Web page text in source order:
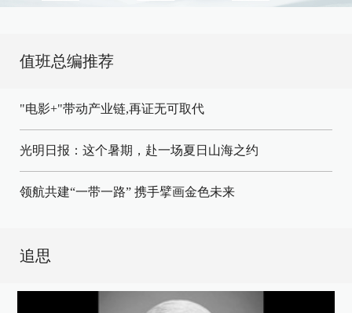
值班总编推荐
"电影+"带动产业链,再证无可取代
光明日报：这个暑期，赴一场夏日山海之约
领航共建“一带一路” 携手擘画金色未来
追思